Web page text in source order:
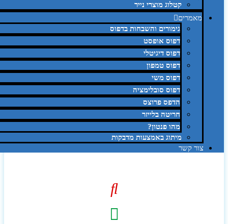
קטלוג מוצרי נייר
מאמרים
גימורים והשבחות בדפוס
דפוס אופסט
דפוס דיגיטלי
דפוס טמפון
דפוס משי
דפוס סובלימציה
הדפס פרוצס
חריטה בלייזר
מהו פנטון?
מיתוג באמצעות מדבקות
צור קשר